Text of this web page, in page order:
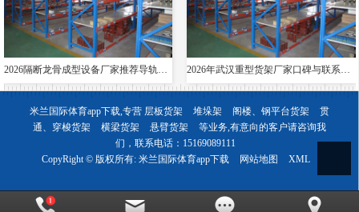
2026隔断龙骨成型设备厂家推荐导轨成型设备货架夸梁层板生产线电缆桥架厂家优选指南！ 2026年武汉重型货架厂家口碑与联系方式全解析
米兰国际体育app下载,专营 层板货架 堆垛架 阁楼、钢平台货架
贯
通、穿梭货架
横梁货架 悬臂货架
等业务,有意向的客户请咨询我
们，联系电话： 15169089111
CopyRight © 版权所有: 米兰国际体育app下载 网站地图 XML